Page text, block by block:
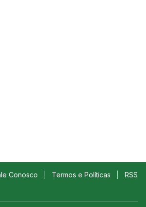
Conosco Termos e Políticas RSS